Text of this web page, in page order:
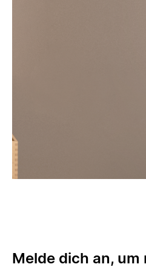
Melde dich an, um